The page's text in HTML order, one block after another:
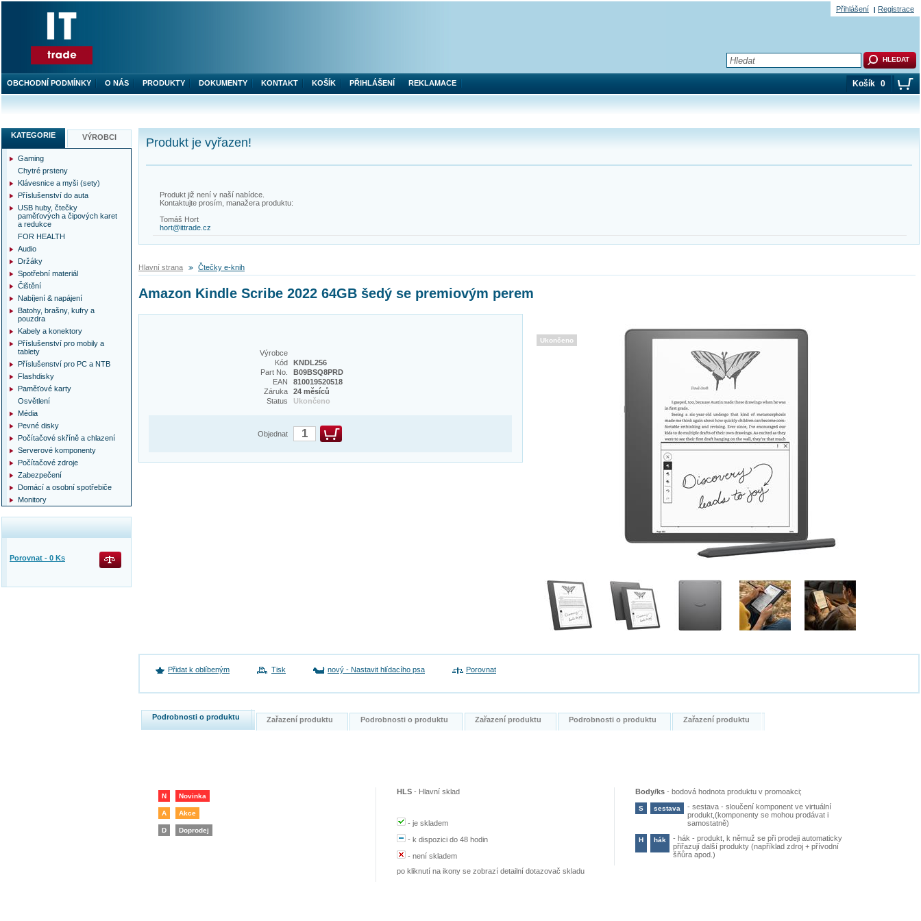
Produkt je vyřazen!
Produkt již není v naší nabídce.
Kontaktujte prosím, manažera produktu:
Tomáš Hort
hort@ittrade.cz
Hlavní strana Čtečky e-knih
Amazon Kindle Scribe 2022 64GB šedý se premiovým perem
Ukončeno
Výrobce
Kód
KNDL256
Part No.
B09BSQ8PRD
EAN
810019520518
Záruka
24 měsíců
Status
Ukončeno
Objednat
Přidat k oblíbeným Tisk nový - Nastavit hlídacího psa Porovnat
Podrobnosti o produktu Zařazení produktu Podrobnosti o produktu Zařazení produktu Podrobnosti o produktu Zařazení produktu
N Novinka
A Akce
D Doprodej
HLS - Hlavní sklad
-je skladem
-k dispozici do 48 hodin
-není skladem
po kliknutí na ikony se zobrazí detailní dotazovač skladu
Body/ks -bodová hodnota produktu v promoakci;
S sestava -sestava - sloučení komponent ve virtuální
produkt,(komponenty se mohou prodávat i
samostatně)
H hák -hák - produkt, k němuž se při prodeji automaticky
přiřazují další produkty (například zdroj + přívodní
šňůra apod.)
KATEGORIE VÝROBCI
Gaming
Chytré prsteny
Klávesnice a myši (sety)
Příslušenství do auta
USB huby, čtečky
paměťových a čipových karet
a redukce
FOR HEALTH
Audio
Držáky
Spotřební materiál
Čištění
Nabíjení & napájení
Batohy, brašny, kufry a
pouzdra
Kabely a konektory
Příslušenství pro mobily a
tablety
Příslušenství pro PC a NTB
Flashdisky
Paměťové karty
Osvětlení
Média
Pevné disky
Počítačové skříně a chlazení
Serverové komponenty
Počítačové zdroje
Zabezpečení
Domácí a osobní spotřebiče
Monitory
Porovnat - 0 Ks
OBCHODNÍ PODMÍNKY O NÁS PRODUKTY DOKUMENTY KONTAKT KOŠÍK PŘIHLÁŠENÍ REKLAMACE Košík 0
Přihlášení Registrace